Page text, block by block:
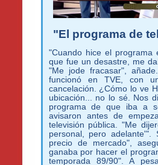
"El programa de
"Cuando hice el
que fue un desastre, me
"Me jode fracasar",
funcionó en TVE, con
cancelación. ¿Cómo lo ve
ubicación... no lo sé. Nos
programa de que iba a
avisaron antes de
televisión pública. "Me
personal, pero
precio de mercado",
ganaba por hacer el
temporada 89/90". A